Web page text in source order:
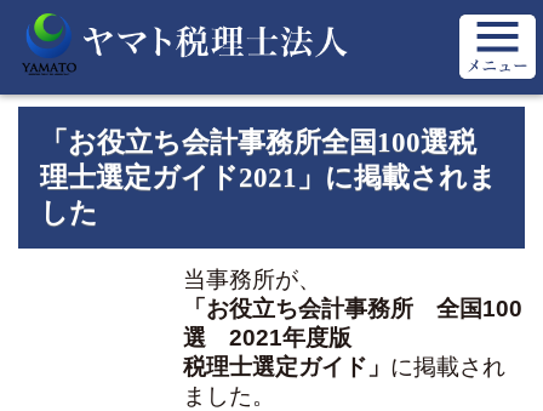
「お役立ち会計事務所全国100選税
理士選定ガイド2021」に掲載されま
した
当事務所が、
「お役立ち会計事務所 全国100
選 2021年度版
税理士選定ガイド」 に掲載され
ました。